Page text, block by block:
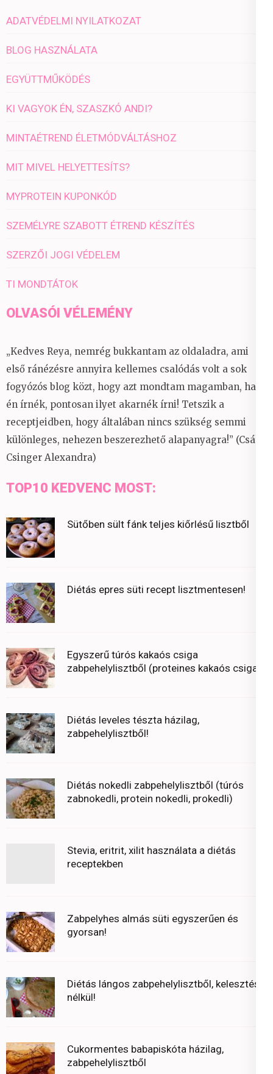
ADATVÉDELMI NYILATKOZAT
BLOG HASZNÁLATA
EGYÜTTMŰKÖDÉS
KI VAGYOK ÉN, SZASZKÓ ANDI?
MINTAÉTREND ÉLETMÓDVÁLTÁSHOZ
MIT MIVEL HELYETTESÍTS?
MYPROTEIN KUPONKÓD
SZEMÉLYRE SZABOTT ÉTREND KÉSZÍTÉS
SZERZŐI JOGI VÉDELEM
TI MONDTÁTOK
OLVASÓI VÉLEMÉNY
„Kedves Reya, nemrég bukkantam az oldaladra, ami
első ránézésre annyira kellemes csalódás volt a sok
fogyózós blog közt, hogy azt mondtam magamban, ha
én írnék, pontosan ilyet akarnék írni! Tetszik a
receptjeidben, hogy általában nincs szükség semmi
különleges, nehezen beszerezhető alapanyagra!” (Csáky
Csinger Alexandra)
TOP10 KEDVENC MOST:
Sütőben sült fánk teljes kiőrlésű lisztből
Diétás epres süti recept lisztmentesen!
Egyszerű túrós kakaós csiga
zabpehelylisztből (proteines kakaós csiga)
Diétás leveles tészta házilag,
zabpehelylisztből!
Diétás nokedli zabpehelylisztből (túrós
zabnokedli, protein nokedli, prokedli)
Stevia, eritrit, xilit használata a diétás
receptekben
Zabpelyhes almás süti egyszerűen és
gyorsan!
Diétás lángos zabpehelylisztből, kelesztés
nélkül!
Cukormentes babapiskóta házilag,
zabpehelylisztből